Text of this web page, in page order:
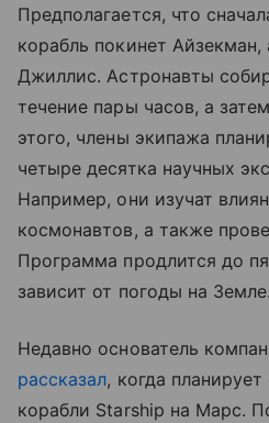
Предполагается, что
корабль покинет Айзекман,
Джиллис. Астронавты
течение пары часов, а
этого, члены экипажа
четыре десятка научных
Например, они изучат
космонавтов, а также
Программа продлится до
зависит от погоды на Земле.
Недавно основатель
рассказал, когда
корабли Starship на Марс.